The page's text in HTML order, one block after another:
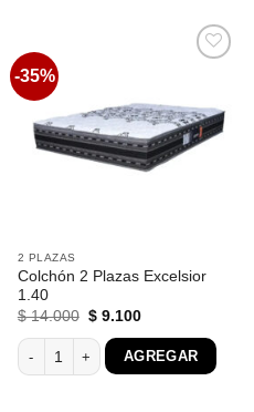
Altura 67 De 1.40 Opala cantidad
-35%
2 PLAZAS
Colchón 2 Plazas Excelsior
1.40
$14.000 El
original
era:
$ 14.000.
$9.100El
es:
$ 9.100.
Colchón 2 Plazas Excelsior 1.40
AGREGAR